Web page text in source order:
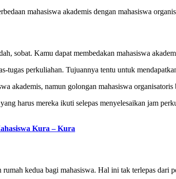
mahasiswa akademis dengan mahasiswa
sobat. Kamu dapat membedakan mahasiswa
tugas perkuliahan. Tujuannya tentu untuk
akademis, namun golongan mahasiswa
harus mereka ikuti selepas menyelesaikan jam
Kura – Kura
kedua bagi mahasiswa. Hal ini tak terlepas dari